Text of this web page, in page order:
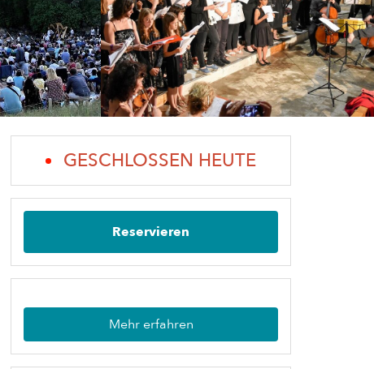
GESCHLOSSEN HEUTE
Reservieren
Mehr erfahren